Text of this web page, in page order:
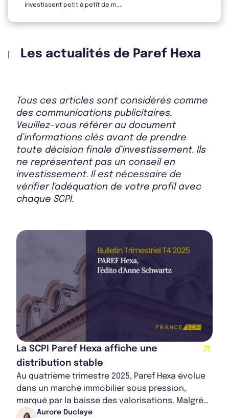
Rapport Annuel 2024
Rapport Annuel 2023
investissent petit à petit de m...
Les actualités de Paref Hexa
Tous ces articles sont considérés comme
des communications publicitaires.
Veuillez-vous référer au document
d’informations clés avant de prendre
toute décision finale d’investissement. Ils
ne représentent pas un conseil en
investissement. Il est nécessaire de
vérifier l'adéquation de votre profil avec
chaque SCPI.
La SCPI Paref Hexa affiche une
distribution stable
Au quatrième trimestre 2025, Paref Hexa évolue
dans un marché immobilier sous pression,
marqué par la baisse des valorisations. Malgré
cela, elle continue de s'orienter sur la stab...
Aurore Duclaye